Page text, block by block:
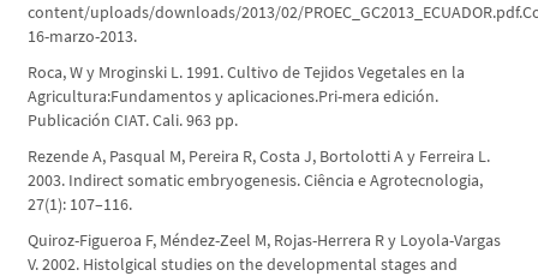
content/uploads/downloads/2013/02/
16-marzo-2013.
Roca, W y Mroginski L. 1991. Cultivo de Tejidos Vegetales en la
Agricultura:Fundamentos y aplicaciones.Pri-mera edición.
Publicación CIAT. Cali. 963 pp.
Rezende A, Pasqual M, Pereira R, Costa J, Bortolotti A y Ferreira L.
2003. Indirect somatic embryogenesis. Ciência e Agrotecnologia,
27(1): 107–116.
Quiroz-Figueroa F, Méndez-Zeel M, Rojas-Herrera R y Loyola-Vargas
V. 2002. Histolgical studies on the developmental stages and